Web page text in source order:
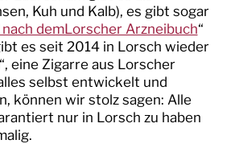
Kuh und Kalb), es gibt sogar
demLorscher Arzneibuch“
es seit 2014 in Lorsch wieder
eine Zigarre aus Lorscher
selbst entwickelt und
können wir stolz sagen: Alle
nur in Lorsch zu haben